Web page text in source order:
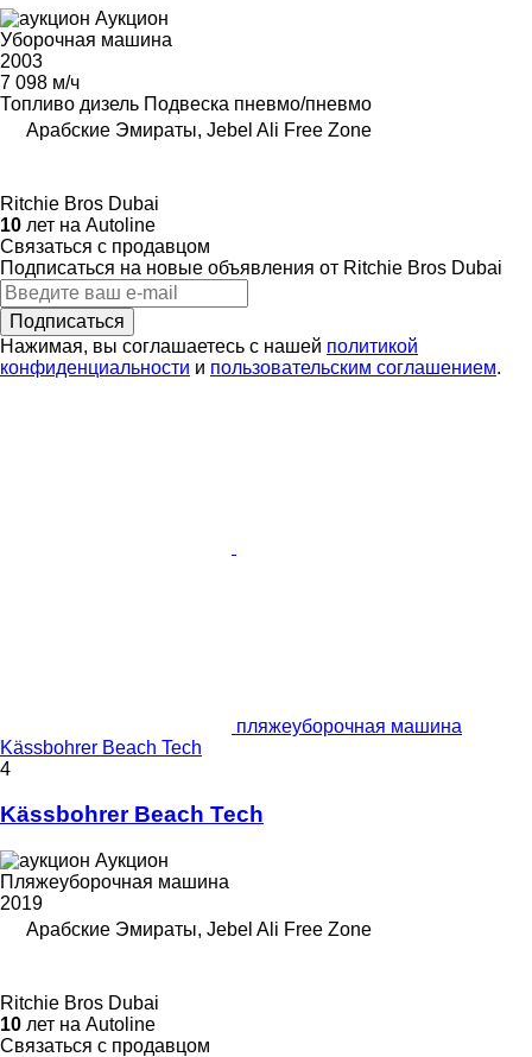
Аукцион
Уборочная машина
2003
7 098 м/ч
Топливо дизель Подвеска пневмо/пневмо
Арабские Эмираты, Jebel Ali Free Zone
Ritchie Bros Dubai
10 лет на Autoline
Связаться с продавцом
Подписаться на новые объявления от Ritchie Bros Dubai
Подписаться
Нажимая, вы соглашаетесь с нашей политикой
конфиденциальности и пользовательским соглашением.
пляжеуборочная машина
Kässbohrer Beach Tech
4
Kässbohrer Beach Tech
Аукцион
Пляжеуборочная машина
2019
Арабские Эмираты, Jebel Ali Free Zone
Ritchie Bros Dubai
10 лет на Autoline
Связаться с продавцом